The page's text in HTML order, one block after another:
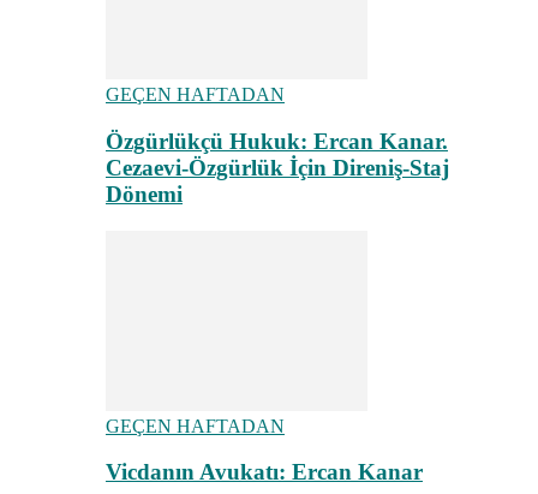
GEÇEN HAFTADAN
Özgürlükçü Hukuk: Ercan Kanar.
Cezaevi-Özgürlük İçin Direniş-Staj
Dönemi
GEÇEN HAFTADAN
Vicdanın Avukatı: Ercan Kanar